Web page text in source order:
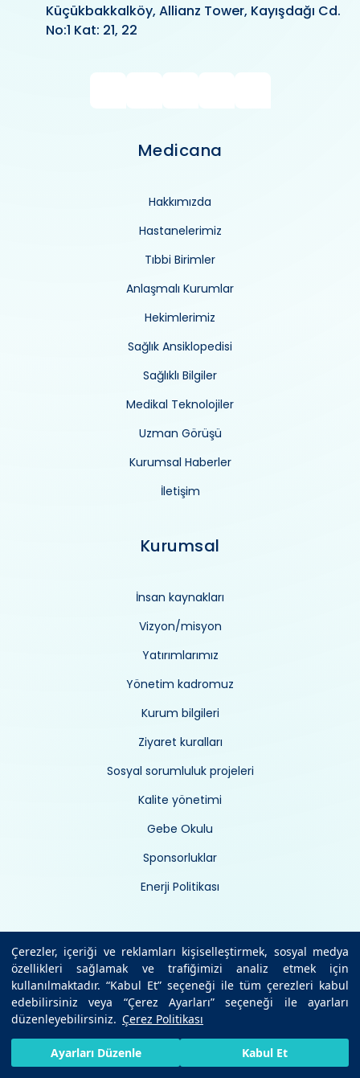
Çerezler, içeriği ve reklamları kişiselleştirmek, sosyal medya
özellikleri sağlamak ve trafiğimizi analiz etmek için
kullanılmaktadır. “Kabul Et” seçeneği ile tüm çerezleri kabul
edebilirsiniz veya “Çerez Ayarları” seçeneği ile ayarları
düzenleyebilirsiniz. Çerez Politikası
Ayarları Düzenle Kabul Et
Küçükbakkalköy, Allianz Tower, Kayışdağı Cd.
No:1 Kat: 21, 22
Medicana
Hakkımızda
Hastanelerimiz
Tıbbi Birimler
Anlaşmalı Kurumlar
Hekimlerimiz
Sağlık Ansiklopedisi
Sağlıklı Bilgiler
Medikal Teknolojiler
Uzman Görüşü
Kurumsal Haberler
İletişim
Kurumsal
İnsan kaynakları
Vizyon/misyon
Yatırımlarımız
Yönetim kadromuz
Kurum bilgileri
Ziyaret kuralları
Sosyal sorumluluk projeleri
Kalite yönetimi
Gebe Okulu
Sponsorluklar
Enerji Politikası
Yasal Metinler ve Politikalar
Site Kullanım Koşulları
Bilgi Güvenliği Politikası
Kişisel Verilerin Korunması
HIZLI RANDEVU AL BIZE ULAŞIN